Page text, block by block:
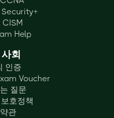
CISM
Help
회
인증
Voucher
질문
호정책
관